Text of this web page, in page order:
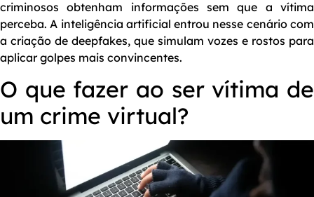
criminosos obtenham informações sem que a vítima
perceba. A inteligência artificial entrou nesse cenário com
a criação de deepfakes, que simulam vozes e rostos para
aplicar golpes mais convincentes.
O que fazer ao ser vítima de
um crime virtual?